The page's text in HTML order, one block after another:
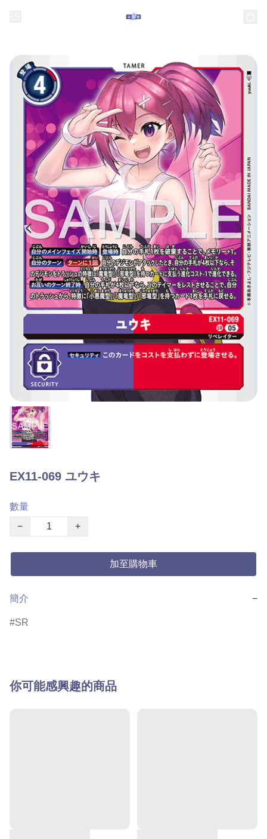
EX11-069 ユウキ
數量
−
+
加至購物車
簡介 −
SR
你可能感興趣的商品